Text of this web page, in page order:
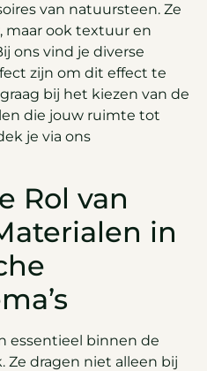
van natuursteen. Ze
maar ook textuur en
ons vind je diverse
zijn om dit effect te
bij het kiezen van de
die jouw ruimte tot
je via ons
Rol van
in
essentieel binnen de
Ze dragen niet alleen bij